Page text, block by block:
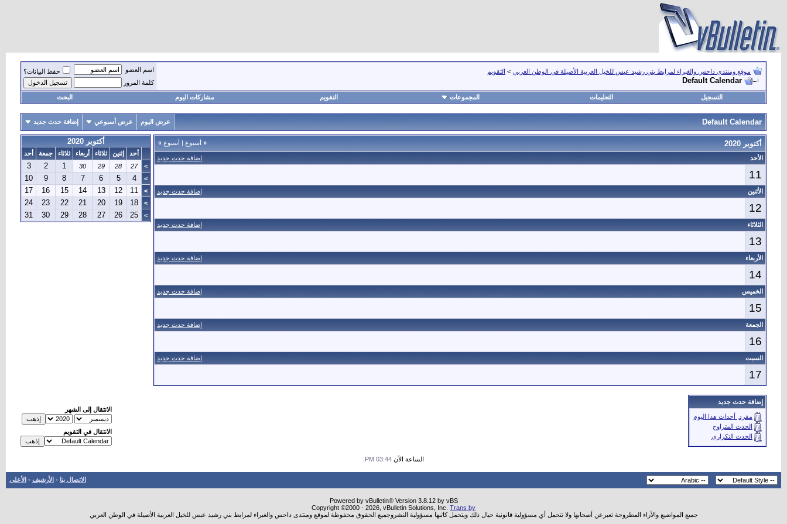
موقع ومنتدى داحس والغبراء لمرابط بني رشيد عبس للخيل العربية الأصيلة في الوطن العربي > التقويم
Default Calendar
اسم العضو
حفظ البيانات؟
كلمة المرور
التسجيل التعليمات المجموعات التقويم مشاركات اليوم البحث
Default Calendar عرض اليوم عرض أسبوعي إضافة حدث جديد
« أسبوع | أسبوع » أكتوبر 2020
إضافة حدث جديد الأحد
11
إضافة حدث جديد الأثنين
12
إضافة حدث جديد الثلاثاء
13
إضافة حدث جديد الأربعاء
14
إضافة حدث جديد الخميس
15
إضافة حدث جديد الجمعة
16
إضافة حدث جديد السبت
17
أكتوبر 2020
أحد إثنين ثلاثاء أربعاء ثلاثاء جمعة
أحد
>
27
28
29
30
1
2
3
>
4
5
6
7
8
9
10
>
11
12
13
14
15
16
17
>
18
19
20
21
22
23
24
>
25
26
27
28
29
30
31
إضافة حدث جديد
مفرد, أحداث هذا اليوم
الحدث المتراوح
الحدث التكراري
الانتقال إلى الشهر
الانتقال في التقويم
الساعة الآن 03:44 PM
الاتصال بنا - الأرشيف - الأعلى
Powered by vBulletin® Version 3.8.12 by vBS
Copyright ©2000 - 2026, vBulletin Solutions, Inc. Trans by
جميع المواضيع والأراء المطروحة تعبرعن أصحابها ولا نتحمل أي مسؤولية قانونية حيال ذلك ويتحمل كاتبها مسؤولية النشروجميع الحقوق محفوظة لموقع ومنتدى داحس والغبراء لمرابط بني رشيد عبس للخيل العربية الأصيلة في الوطن العربي